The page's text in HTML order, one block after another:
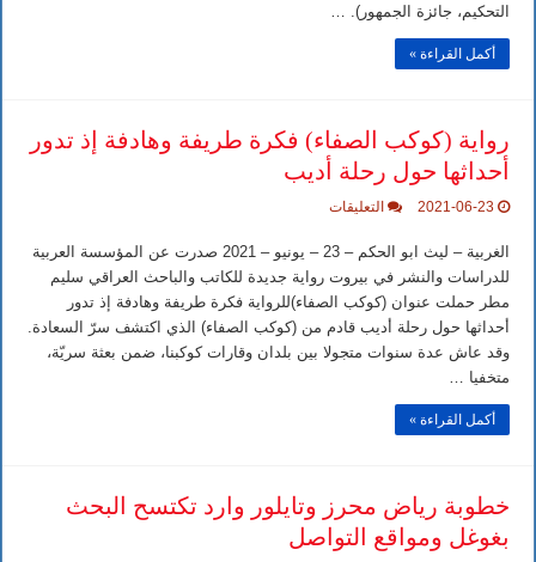
والدولية
القصيرة
مغلقة
التحكيم، جائزة الجمهور). …
أكمل القراءة »
رواية (كوكب الصفاء) فكرة طريفة وهادفة إذ تدور
أحداثها حول رحلة أديب
2021-06-23 التعليقات
الصفاء)
فكرة
طريفة
وهادفة
تدور
أحداثها
الغربية – ليث ابو الحكم – 23 – يونيو – 2021 صدرت عن المؤسسة العربية
للدراسات والنشر في بيروت رواية جديدة للكاتب والباحث العراقي سليم
مطر حملت عنوان (كوكب الصفاء)للرواية فكرة طريفة وهادفة إذ تدور
أحداثها حول رحلة أديب قادم من (كوكب الصفاء) الذي اكتشف سرّ السعادة.
وقد عاش عدة سنوات متجولا بين بلدان وقارات كوكبنا، ضمن بعثة سريّة،
متخفيا …
أكمل القراءة »
خطوبة رياض محرز وتايلور وارد تكتسح البحث
بغوغل ومواقع التواصل